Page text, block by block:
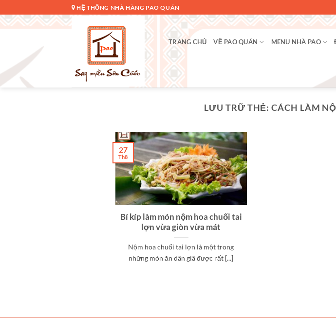
qua
nội
HỆ THỐNG NHÀ HÀNG PAO QUÁN
TRANG CHỦ VỀ PAO QUÁN MENU NHÀ PAO
LƯU TRỮ THẺ:CÁCH LÀM
Bí kíp làm món nộm hoa chuối tai
lợn vừa giòn vừa mát
Nộm hoa chuối tai lợn là một trong
những món ăn dân giã được rất [...]
27
Th8